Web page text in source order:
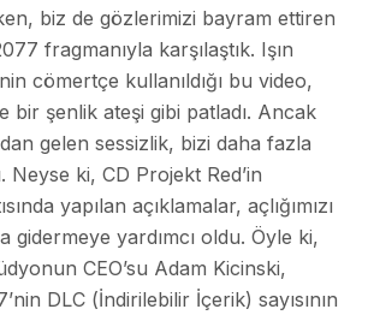
biz de gözlerimizi bayram ettiren
fragmanıyla karşılaştık. Işın
cömertçe kullanıldığı bu video,
bir şenlik ateşi gibi patladı. Ancak
gelen sessizlik, bizi daha fazla
Neyse ki, CD Projekt Red’in
yapılan açıklamalar, açlığımızı
gidermeye yardımcı oldu. Öyle ki,
CEO’su Adam Kicinski,
DLC (İndirilebilir İçerik) sayısının